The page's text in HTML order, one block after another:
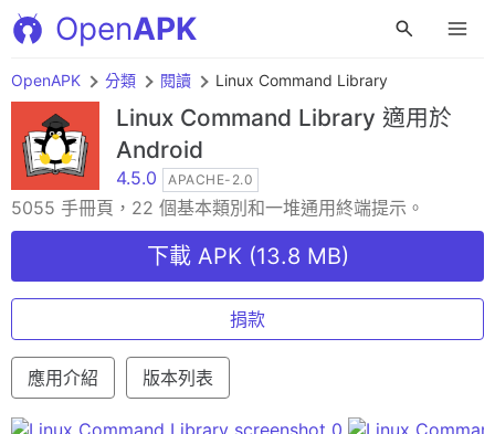
OpenAPK
OpenAPK 分類 閱讀 Linux Command Library
Linux Command Library 適用於
Android
4.5.0 APACHE-2.0
5055 手冊頁，22 個基本類別和一堆通用終端提示。
下載 APK (13.8 MB)
捐款
應用介紹 版本列表